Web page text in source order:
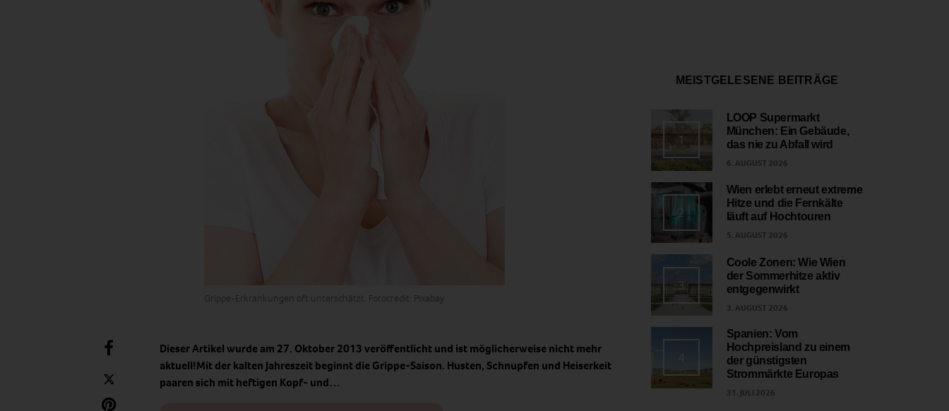
Grippe-Erkrankungen oft unterschätzt, Fotocredit: Pixabay
Dieser Artikel wurde am 27. Oktober 2013 veröffentlicht und ist möglicherweise nicht mehr
aktuell!Mit der kalten Jahreszeit beginnt die Grippe-Saison. Husten, Schnupfen und Heiserkeit
paaren sich mit heftigen Kopf- und…
MEISTGELESENE BEITRÄGE
1
LOOP Supermarkt
München: Ein Gebäude,
das nie zu Abfall wird
6. AUGUST 2026
2
Wien erlebt erneut extreme
Hitze und die Fernkälte
läuft auf Hochtouren
5. AUGUST 2026
3
Coole Zonen: Wie Wien
der Sommerhitze aktiv
entgegenwirkt
3. AUGUST 2026
4
Spanien: Vom
Hochpreisland zu einem
der günstigsten
Strommärkte Europas
31. JULI 2026